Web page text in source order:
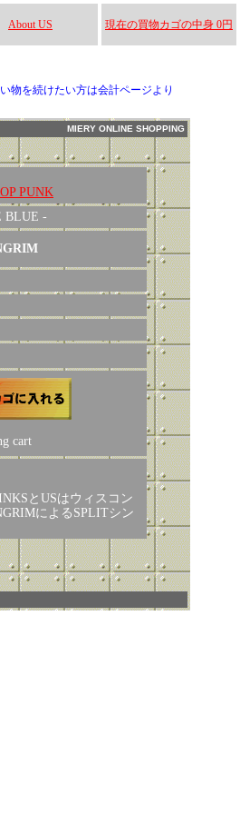
About US 現在の買物カゴの中身 0円
物を続けたい方は会計ページより
MIERY ONLINE SHOPPING
PUNK
BLUE -
cart
とUSはウィスコン
によるSPLITシン